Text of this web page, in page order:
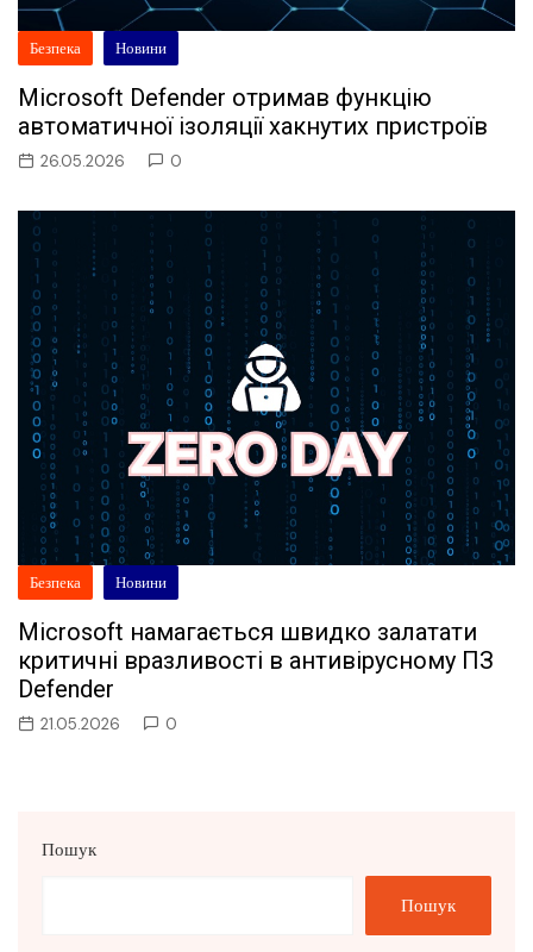
Безпека Новини
Microsoft Defender отримав функцію
автоматичної ізоляції хакнутих пристроїв
26.05.2026 0
Безпека Новини
Microsoft намагається швидко залатати
критичні вразливості в антивірусному ПЗ
Defender
21.05.2026 0
Пошук
Пошук